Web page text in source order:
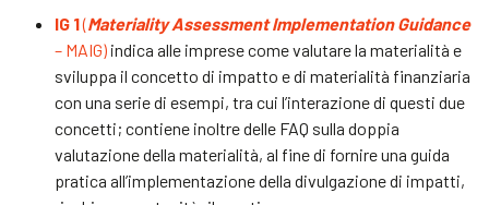
IG 1(Materiality Assessment Implementation Guidance
– MAIG) indica alle imprese come valutare la materialità e
sviluppa il concetto di impatto e di materialità finanziaria
con una serie di esempi, tra cui l’interazione di questi due
concetti; contiene inoltre delle FAQ sulla doppia
valutazione della materialità, al fine di fornire una guida
pratica all’implementazione della divulgazione di impatti,